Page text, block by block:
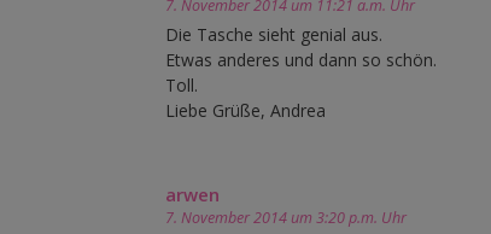
7. November 2014 um 11:21 a.m. Uhr
Die Tasche sieht genial aus.
Etwas anderes und dann so schön.
Toll.
Liebe Grüße, Andrea
arwen
7. November 2014 um 3:20 p.m. Uhr